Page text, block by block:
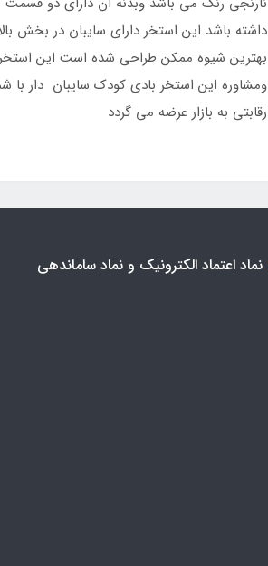
داشته باشد این استخر دارای سایبان در
رقابتی به بازار عرضه می گردد
نماد اعتماد الکترونیک و نماد ساماندهی